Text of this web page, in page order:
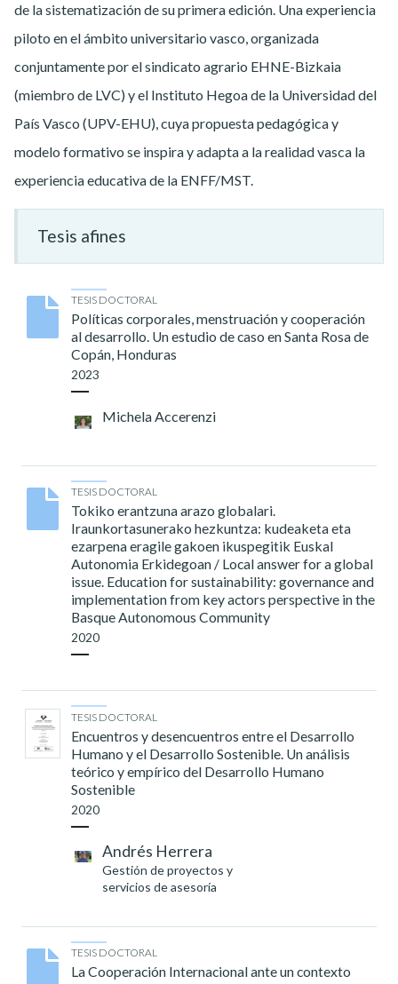
de la sistematización de su primera edición. Una experiencia
piloto en el ámbito universitario vasco, organizada
conjuntamente por el sindicato agrario EHNE-Bizkaia
(miembro de LVC) y el Instituto Hegoa de la Universidad del
País Vasco (UPV-EHU), cuya propuesta pedagógica y
modelo formativo se inspira y adapta a la realidad vasca la
experiencia educativa de la ENFF/MST.
Tesis afines
TESIS DOCTORAL
Políticas corporales, menstruación y cooperación
al desarrollo. Un estudio de caso en Santa Rosa de
Copán, Honduras
2023
Michela Accerenzi
TESIS DOCTORAL
Tokiko erantzuna arazo globalari.
Iraunkortasunerako hezkuntza: kudeaketa eta
ezarpena eragile gakoen ikuspegitik Euskal
Autonomia Erkidegoan / Local answer for a global
issue. Education for sustainability: governance and
implementation from key actors perspective in the
Basque Autonomous Community
2020
TESIS DOCTORAL
Encuentros y desencuentros entre el Desarrollo
Humano y el Desarrollo Sostenible. Un análisis
teórico y empírico del Desarrollo Humano
Sostenible
2020
Andrés Herrera
Gestión de proyectos y
servicios de asesoría
TESIS DOCTORAL
La Cooperación Internacional ante un contexto